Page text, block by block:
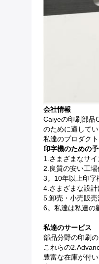
会社情報
Caiyeの印刷部品
のために適して
私達のプロダク
印字機のための
1.さまざまなサ
2.良質の安い工
3。10年以上印字
4.さまざまな設
5.卸売・小売販
6。私達は私達の
私達のサービス
部品分野の印刷
これらの
豊富な在庫が付